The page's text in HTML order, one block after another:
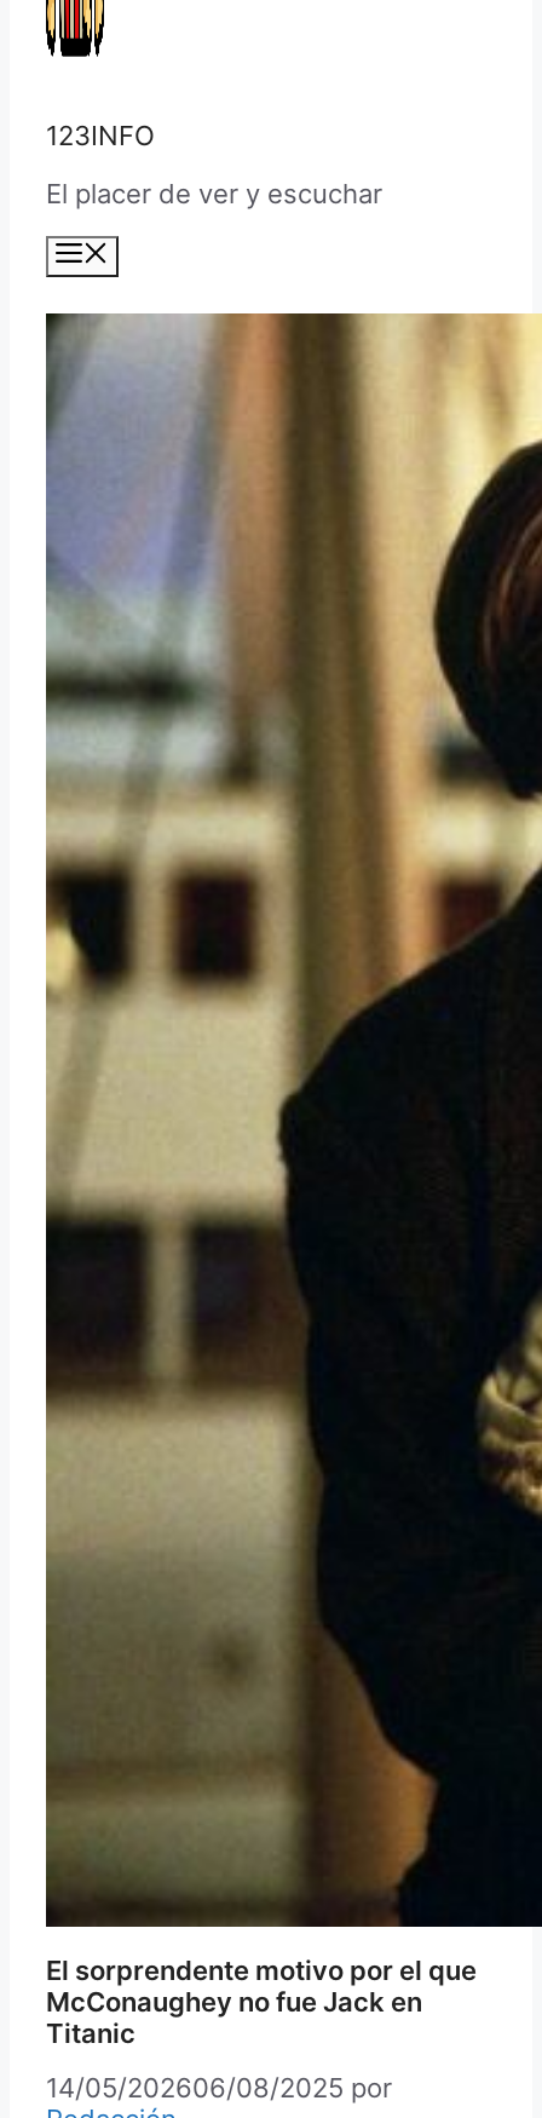
123INFO
El placer de ver y escuchar
El sorprendente motivo por el que
McConaughey no fue Jack en
Titanic
14/05/202606/08/2025 por